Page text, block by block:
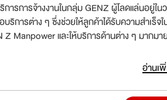
ารการจ้างงานในกลุ่ม GENZ ผู้โลดแล่นอยู่ใน
การต่าง ๆ ซึ่งช่วยให้ลูกค้าได้รับความสำเร็จใ
Manpower และให้บริการด้านต่าง ๆ มากมา
บมีสัญญาจ้าง, การประเมินผลและการคัดเลือก
การรับเหมาจ้างงาน
ากรบุคคลแบบครบวงจรทั้ง Attraction
อ่านเ